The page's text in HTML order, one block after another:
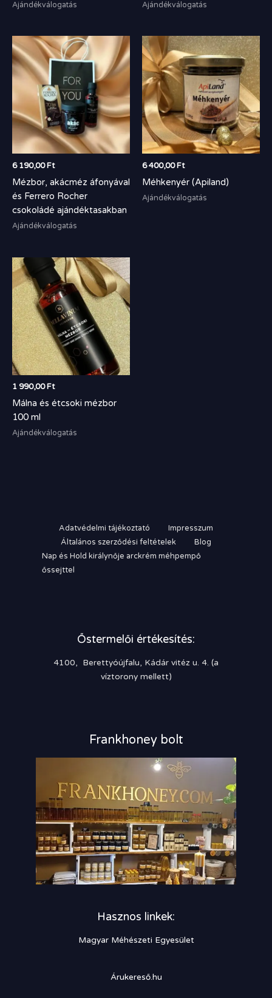
Ajándékválogatás Ajándékválogatás
6 190,00Ft
Mézbor, akácméz áfonyával
és Ferrero Rocher
csokoládé ajándéktasakban
Ajándékválogatás
6 400,00Ft
Méhkenyér (Apiland)
Ajándékválogatás
1 990,00Ft
Málna és étcsoki mézbor
100 ml
Ajándékválogatás
Adatvédelmi tájékoztató
Impresszum
Általános szerződési feltételek
Blog
Nap és Hold királynője arckrém méhpempő
őssejttel
Őstermelői értékesítés:
4100, Berettyóújfalu, Kádár vitéz u. 4. (a
víztorony mellett)
Frankhoney bolt
Hasznos linkek:
Magyar Méhészeti Egyesület
Árukereső.hu